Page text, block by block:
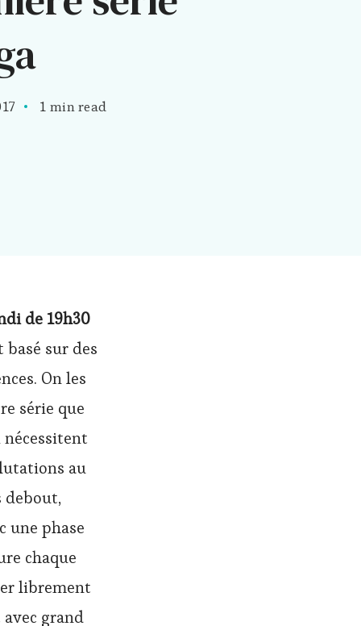
1 min read
de 19h30
basé sur des
On les
série que
au
debout,
une phase
chaque
librement
grand